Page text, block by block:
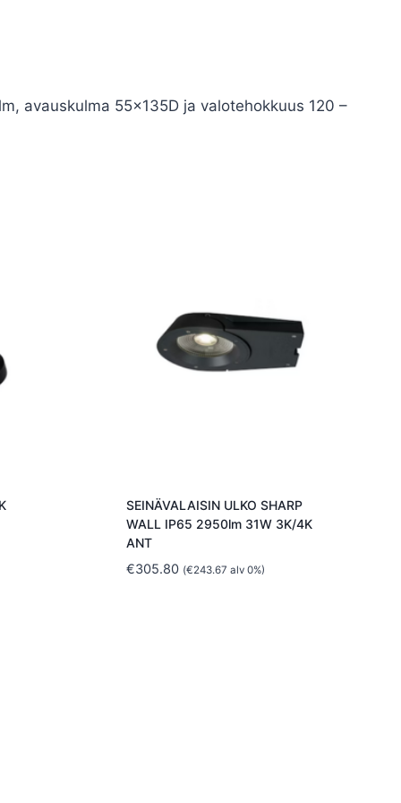
avauskulma 55x135D ja valotehokkuus 120 –
SEINÄVALAISIN ULKO SHARP
WALL IP65 2950lm 31W 3K/4K
ANT
€305.80 (€243.67 alv 0%)